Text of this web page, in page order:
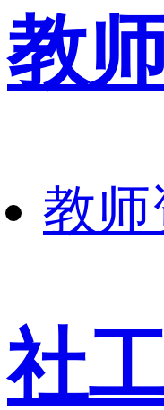
教
教师
社